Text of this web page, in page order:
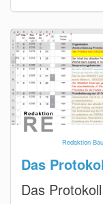
Redaktion
Das
Das